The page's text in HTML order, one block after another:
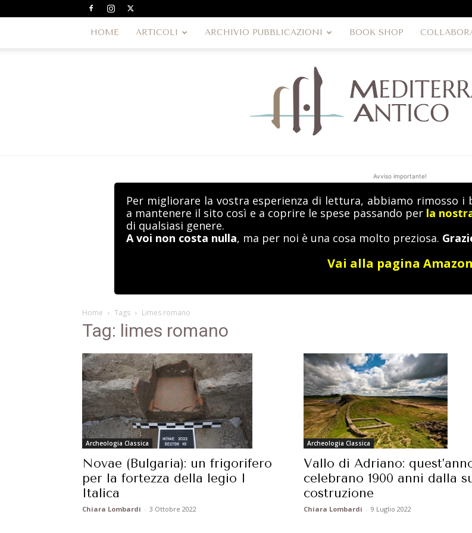
HOME ARTICOLI ARCHIVIO PUBBLICAZIONI BOOK SHOP
Avviso importante!
Per migliorare la vostra esperienza di lettura, abbiamo rimosso
a mantenere il sito così e a coprire le spese passando per la
di qualsiasi genere.
A voi non costa nulla, ma per noi è una cosa molto preziosa.
Vai alla pagina Amazon
Home Tags Limes romano
Tag: limes romano
Archeologia Classica
Novae (Bulgaria): un frigorifero
per la fortezza della legio I
Italica
Chiara Lombardi - 3 Ottobre 2022
Archeologia Classica
Vallo di Adriano:
celebrano 1900 anni dalla
costruzione
Chiara Lombardi - 9 Luglio 2022